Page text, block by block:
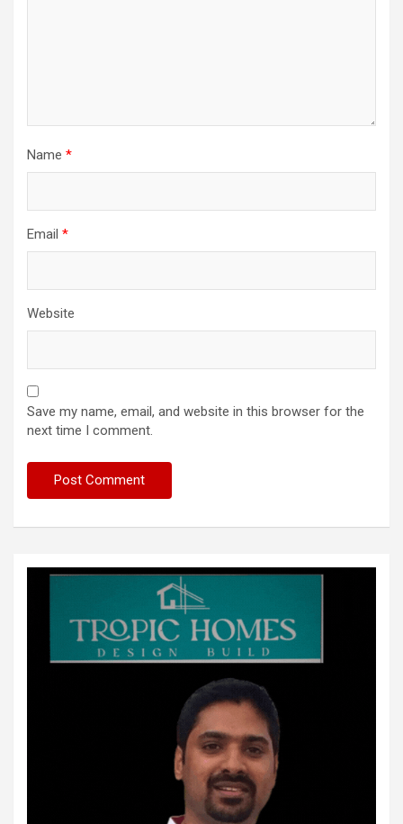
Name *
Email *
Website
Save my name, email, and website in this browser for the
next time I comment.